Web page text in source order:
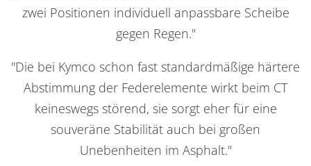
zwei Positionen individuell anpassbare Scheibe
gegen Regen."
"Die bei Kymco schon fast standardmäßige härtere
Abstimmung der Federelemente wirkt beim CT
keineswegs störend, sie sorgt eher für eine
souveräne Stabilität auch bei großen
Unebenheiten im Asphalt."